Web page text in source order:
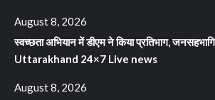
August 8, 2026
स्वच्छता अभियान में डीएम ने किया प्रतिभाग,
Uttarakhand 24×7 Live news
August 8, 2026